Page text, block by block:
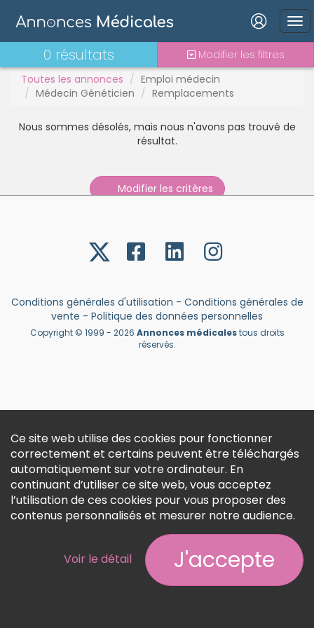
Connexion
Mot de passe oublié ?
Se connecter avec Google
Se connecter avec LinkedIn
Inscrivez-vous en un clic !
Créer un compte
Toutes les annonces
Emploi médecin
Médecin Généticien
Remplacements
0 résultats Modifier les filtres
Interne
Mutation
PAC
PH
Praticien contractuel
Statut TNS
Nous sommes désolés, mais nous n'avons pas trouvé de
résultat.
Modifier les critères
Conditions générales d'utilisation - Conditions générales de
vente - Politique des données personnelles
Copyright © 1999 - 2026 Annonces médicalestous droits
réservés.
Ce site web utilise des cookies pour fonctionner
correctement et certains peuvent être téléchargés
automatiquement sur votre ordinateur. En
continuant d’utiliser ce site web, vous acceptez
l’utilisation de ces cookies pour vous proposer des
contenus personnalisés et mesurer notre audience.
Voir le détail J'accepte